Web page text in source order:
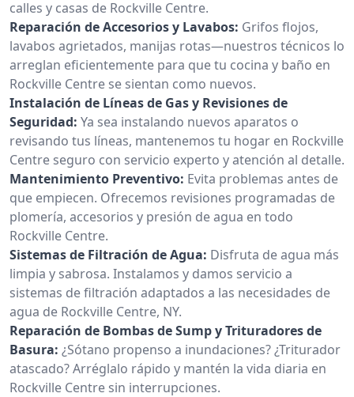
calles y casas de Rockville Centre.
Reparación de Accesorios y Lavabos: Grifos flojos,
lavabos agrietados, manijas rotas—nuestros técnicos lo
arreglan eficientemente para que tu cocina y baño en
Rockville Centre se sientan como nuevos.
Instalación de Líneas de Gas y Revisiones de
Seguridad: Ya sea instalando nuevos aparatos o
revisando tus líneas, mantenemos tu hogar en Rockville
Centre seguro con servicio experto y atención al detalle.
Mantenimiento Preventivo: Evita problemas antes de
que empiecen. Ofrecemos revisiones programadas de
plomería, accesorios y presión de agua en todo
Rockville Centre.
Sistemas de Filtración de Agua: Disfruta de agua más
limpia y sabrosa. Instalamos y damos servicio a
sistemas de filtración adaptados a las necesidades de
agua de Rockville Centre, NY.
Reparación de Bombas de Sump y Trituradores de
Basura: ¿Sótano propenso a inundaciones? ¿Triturador
atascado? Arréglalo rápido y mantén la vida diaria en
Rockville Centre sin interrupciones.